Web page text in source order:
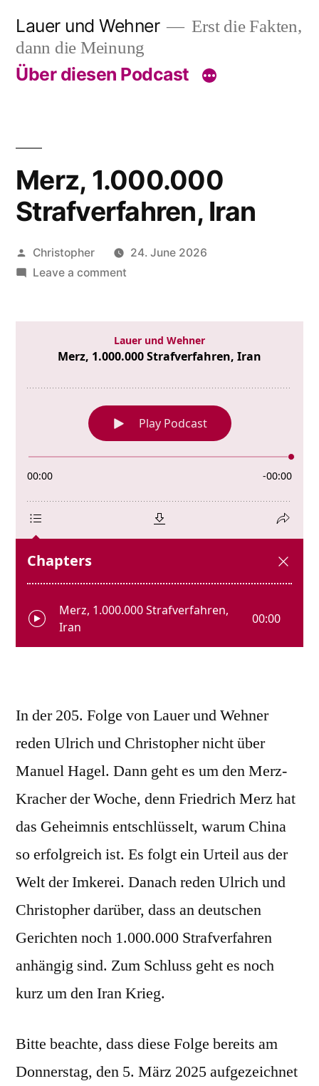
content
Lauer und Wehner
Erst die Fakten,
dann die Meinung
Über diesen Podcast
Merz, 1.000.000
Strafverfahren, Iran
Posted
by
Christopher
24. June 2026
Leave a commenton
Iran
In der 205. Folge von Lauer und Wehner
reden Ulrich und Christopher nicht über
Manuel Hagel. Dann geht es um den Merz-
Kracher der Woche, denn Friedrich Merz hat
das Geheimnis entschlüsselt, warum China
so erfolgreich ist. Es folgt ein Urteil aus der
Welt der Imkerei. Danach reden Ulrich und
Christopher darüber, dass an deutschen
Gerichten noch 1.000.000 Strafverfahren
anhängig sind. Zum Schluss geht es noch
kurz um den Iran Krieg.
Bitte beachte, dass diese Folge bereits am
Donnerstag, den 5. März 2025 aufgezeichnet